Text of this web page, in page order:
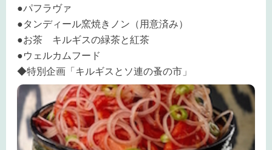
●パフラヴァ
●タンディール窯焼きノン（用意済み）
●お茶 キルギスの緑茶と紅茶
●ウェルカムフード
◆特別企画「キルギスとソ連の蚤の市」